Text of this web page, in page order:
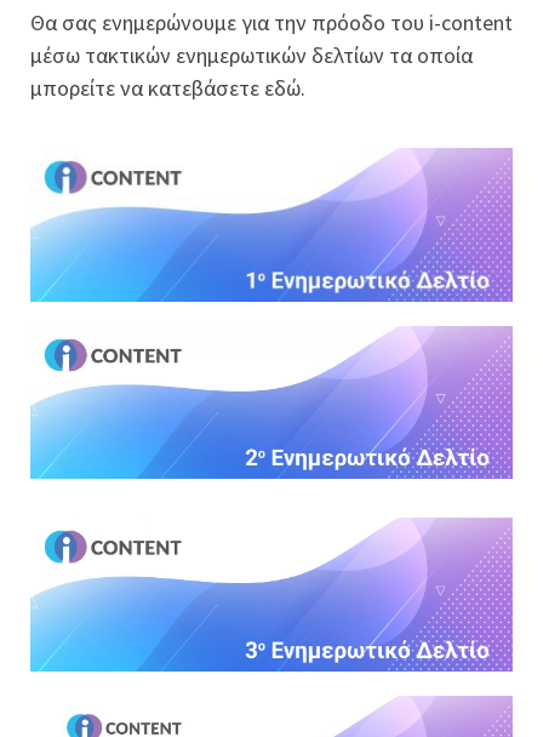
Θα σας ενημερώνουμε για την πρόοδο του i-content
μέσω τακτικών ενημερωτικών δελτίων τα οποία
μπορείτε να κατεβάσετε εδώ.